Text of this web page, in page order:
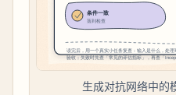
生成对抗网络中的